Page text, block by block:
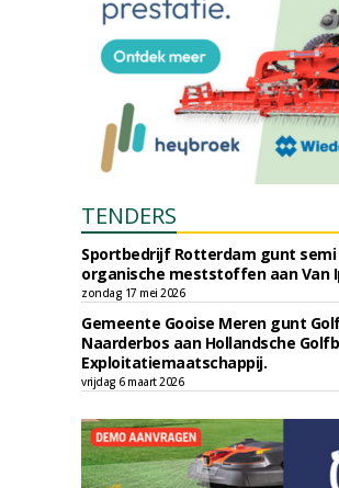
TENDERS
Sportbedrijf Rotterdam gunt semi
organische meststoffen aan Van
zondag 17 mei 2026
Gemeente Gooise Meren gunt
Naarderbos aan Hollandsche
Exploitatiemaatschappij.
vrijdag 6 maart 2026